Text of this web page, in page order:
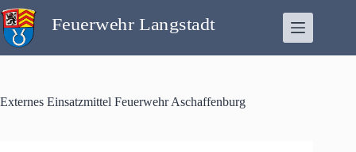
Zum
Inhalt
springen
Externes Einsatzmittel Feuerwehr Aschaffenburg